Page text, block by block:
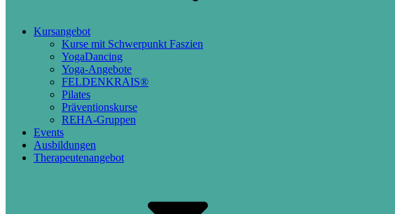
Kursangebot
Kurse mit Schwerpunkt Faszien
YogaDancing
Yoga-Angebote
FELDENKRAIS®
Pilates
Präventionskurse
REHA-Gruppen
Events
Ausbildungen
Therapeutenangebot